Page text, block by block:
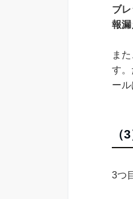
ブ
報漏
ま
す
ー
（
3つ